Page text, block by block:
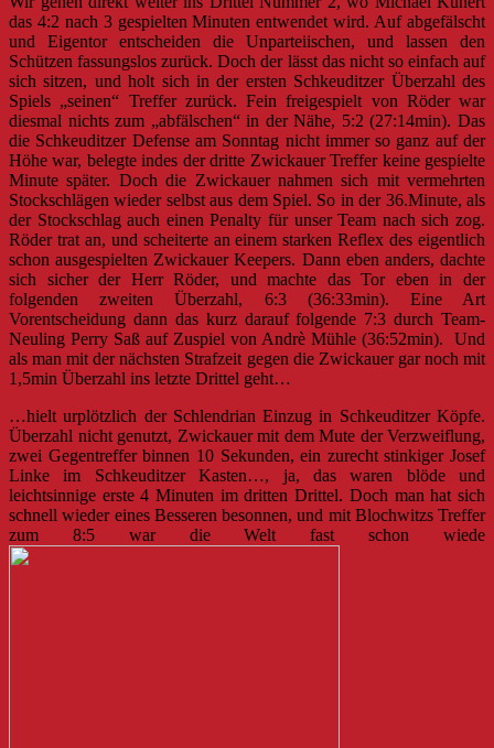
das 4:2 nach 3 gespielten Minuten entwendet wird. Auf abgefälscht
und Eigentor entscheiden die Unparteiischen, und lassen den
Schützen fassungslos zurück. Doch der lässt das nicht so einfach auf
sich sitzen, und holt sich in der ersten Schkeuditzer Überzahl des
Spiels „seinen“ Treffer zurück. Fein freigespielt von Röder war
diesmal nichts zum „abfälschen“ in der Nähe, 5:2 (27:14min). Das
die Schkeuditzer Defense am Sonntag nicht immer so ganz auf der
Höhe war, belegte indes der dritte Zwickauer Treffer keine gespielte
Minute später. Doch die Zwickauer nahmen sich mit vermehrten
Stockschlägen wieder selbst aus dem Spiel. So in der 36.Minute, als
der Stockschlag auch einen Penalty für unser Team nach sich zog.
Röder trat an, und scheiterte an einem starken Reflex des eigentlich
schon ausgespielten Zwickauer Keepers. Dann eben anders, dachte
sich sicher der Herr Röder, und machte das Tor eben in der
folgenden zweiten Überzahl, 6:3 (36:33min). Eine Art
Vorentscheidung dann das kurz darauf folgende 7:3 durch Team-
Neuling Perry Saß auf Zuspiel von Andrè Mühle (36:52min). Und
als man mit der nächsten Strafzeit gegen die Zwickauer gar noch mit
1,5min Überzahl ins letzte Drittel geht…
…hielt urplötzlich der Schlendrian Einzug in Schkeuditzer Köpfe.
Überzahl nicht genutzt, Zwickauer mit dem Mute der Verzweiflung,
zwei Gegentreffer binnen 10 Sekunden, ein zurecht stinkiger Josef
Linke im Schkeuditzer Kasten…, ja, das waren blöde und
leichtsinnige erste 4 Minuten im dritten Drittel. Doch man hat sich
schnell wieder eines Besseren besonnen, und mit Blochwitzs Treffer
zum 8:5 war die Welt fast schon wiede